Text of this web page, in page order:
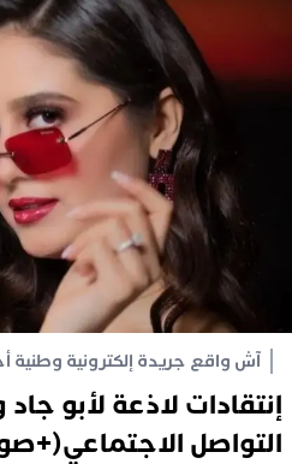
آش واقع جريدة إلكترونية وطنية
إنتقادات لاذعة لأبو
التواصل